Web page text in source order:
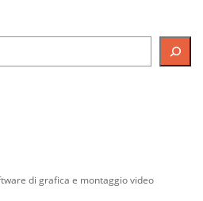
di grafica e montaggio video